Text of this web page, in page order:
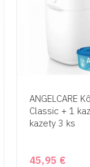
ANGELCARE
Classic + 1
kazety 3 ks
45,95 €